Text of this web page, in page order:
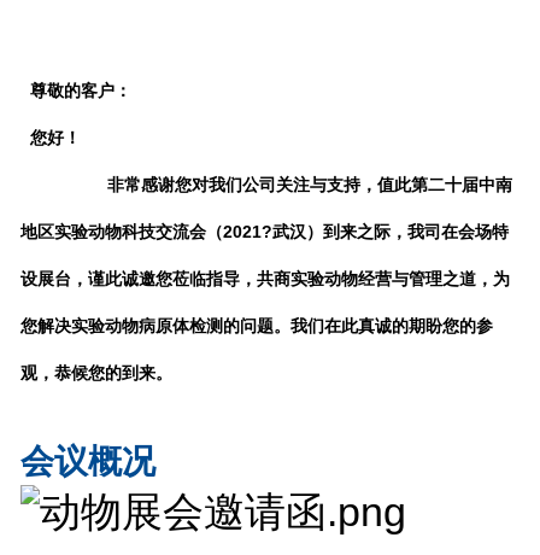
尊敬的客户：
您好！
非常感谢您对我们公司关注与支持，值此第二十届中南
地区实验动物科技交流会（2021?武汉）到来之际，我司在会场特
设展台，谨此诚邀您莅临指导，共商实验动物经营与管理之道，为
您解决实验动物病原体检测的问题。我们在此真诚的期盼您的参
观，恭候您的到来。
会议概况